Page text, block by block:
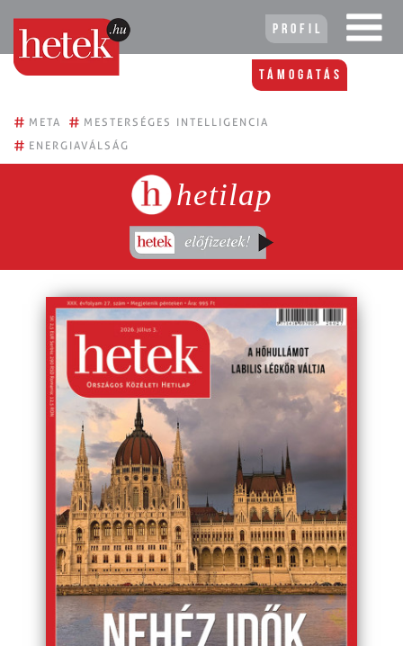
Profil
Támogatás
# META # MESTERSÉGES INTELLIGENCIA
# ENERGIAVÁLSÁG
hetilap